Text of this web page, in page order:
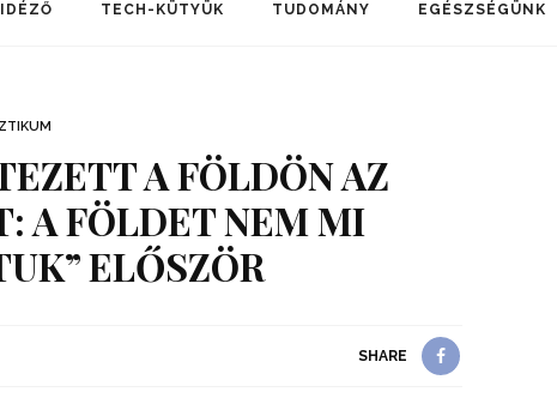
TECH-KÜTYÜK TUDOMÁNY EGÉSZSÉGÜNK
A FÖLDÖN AZ
A FÖLDET NEM MI
ELŐSZÖR
SHARE